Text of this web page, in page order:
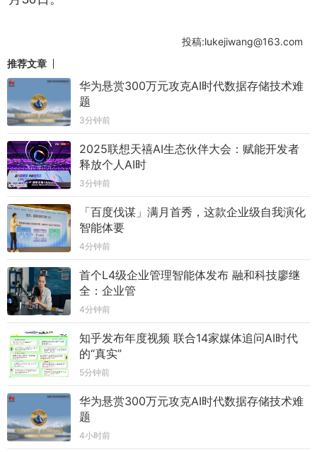
投稿:lukejiwang@163.com
推荐文章
华为悬赏300万元攻克AI时代数据存储技术难
题
3分钟前
2025联想天禧AI生态伙伴大会：赋能开发者
释放个人AI时
3分钟前
「百度伐谋」满月首秀，这款企业级自我演化
智能体要
4分钟前
首个L4级企业管理智能体发布 融和科技廖继
全：企业管
4分钟前
知乎发布年度视频 联合14家媒体追问AI时代
的“真实”
5分钟前
华为悬赏300万元攻克AI时代数据存储技术难
题
4小时前